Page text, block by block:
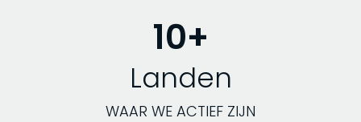
10+
Landen
WAAR WE ACTIEF ZIJN